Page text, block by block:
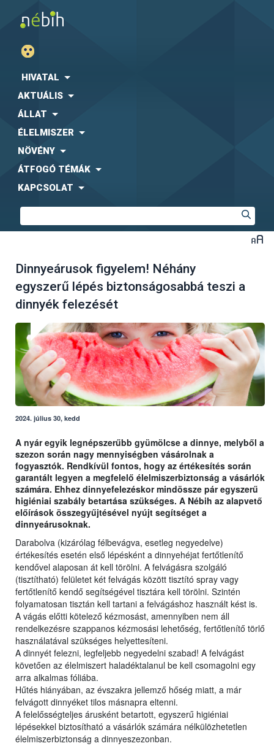
HIVATAL
AKTUÁLIS
ÁLLAT
ÉLELMISZER
NÖVÉNY
ÁTFOGÓ TÉMÁK
KAPCSOLAT
Dinnyeárusok figyelem! Néhány
egyszerű lépés biztonságosabbá teszi a
dinnyék felezését
2024. július 30, kedd
A nyár egyik legnépszerűbb gyümölcse a dinnye, melyből a
szezon során nagy mennyiségben vásárolnak a
fogyasztók. Rendkívül fontos, hogy az értékesítés során
garantált legyen a megfelelő élelmiszerbiztonság a vásárlók
számára. Ehhez dinnyefelezéskor mindössze pár egyszerű
higiéniai szabály betartása szükséges. A Nébih az alapvető
előírások összegyűjtésével nyújt segítséget a
dinnyeárusoknak.
Darabolva (kizárólag félbevágva, esetleg negyedelve)
értékesítés esetén első lépésként a dinnyehéjat fertőtlenítő
kendővel alaposan át kell törölni. A felvágásra szolgáló
(tisztítható) felületet két felvágás között tisztító spray vagy
fertőtlenítő kendő segítségével tisztára kell törölni. Szintén
folyamatosan tisztán kell tartani a felvágáshoz használt kést is.
A vágás előtti kötelező kézmosást, amennyiben nem áll
rendelkezésre szappanos kézmosási lehetőség, fertőtlenítő törlő
használatával szükséges helyettesíteni.
A dinnyét felezni, legfeljebb negyedelni szabad! A felvágást
követően az élelmiszert haladéktalanul be kell csomagolni egy
arra alkalmas fóliába.
Hűtés hiányában, az évszakra jellemző hőség miatt, a már
felvágott dinnyéket tilos másnapra eltenni.
A felelősségteljes árusként betartott, egyszerű higiéniai
lépésekkel biztosítható a vásárlók számára nélkülözhetetlen
élelmiszerbiztonság a dinnyeszezonban.